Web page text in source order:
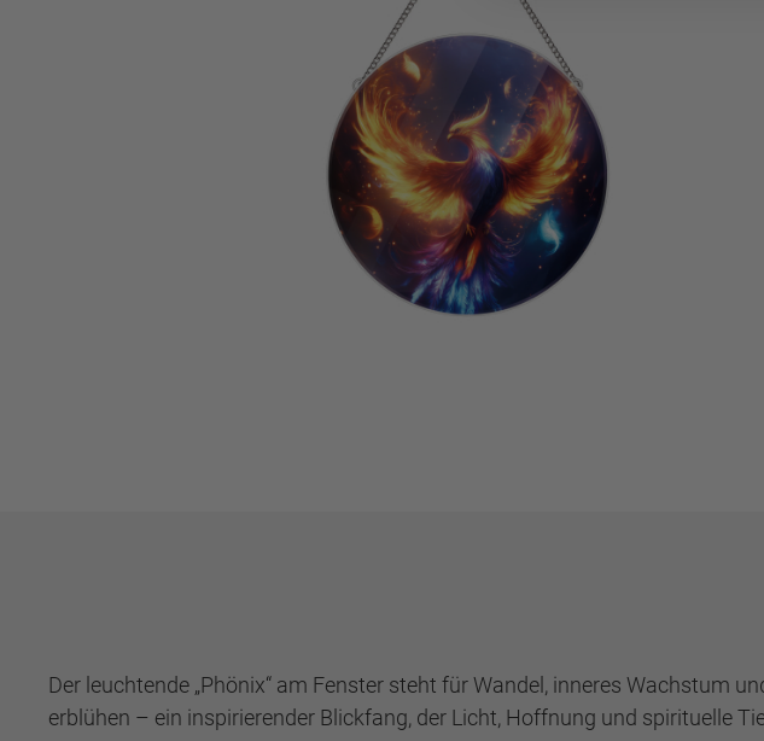
Der leuchtende „Phönix“ am Fenster steht für Wandel, inneres Wachstum
erblühen – ein inspirierender Blickfang, der Licht, Hoffnung und spirituelle